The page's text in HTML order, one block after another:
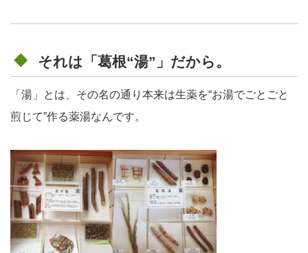
🔸 それは「葛根“湯”」だから。
「湯」とは、その名の通り 本来は生薬を“お湯でごとごと
煎じて”作る薬湯なんです。